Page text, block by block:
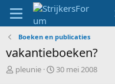
Boeken en publicaties
vakantieboeken?
T
pleunie
S
30 mei 2008